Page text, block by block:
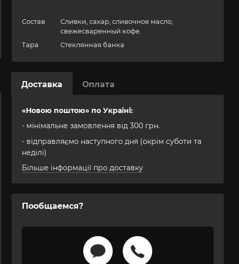
Состав
Сливки, сахар, сливочное масло,
свежесваренный кофе.
Тара
Стеклянная банка
Доставка Оплата
«Новою поштою» по Україні:
- мінімальне замовлення від 300 грн.
- відправляємо наступного дня (окрім суботи та
неділі)
Більше інформації про доставку
Пообщаемся?